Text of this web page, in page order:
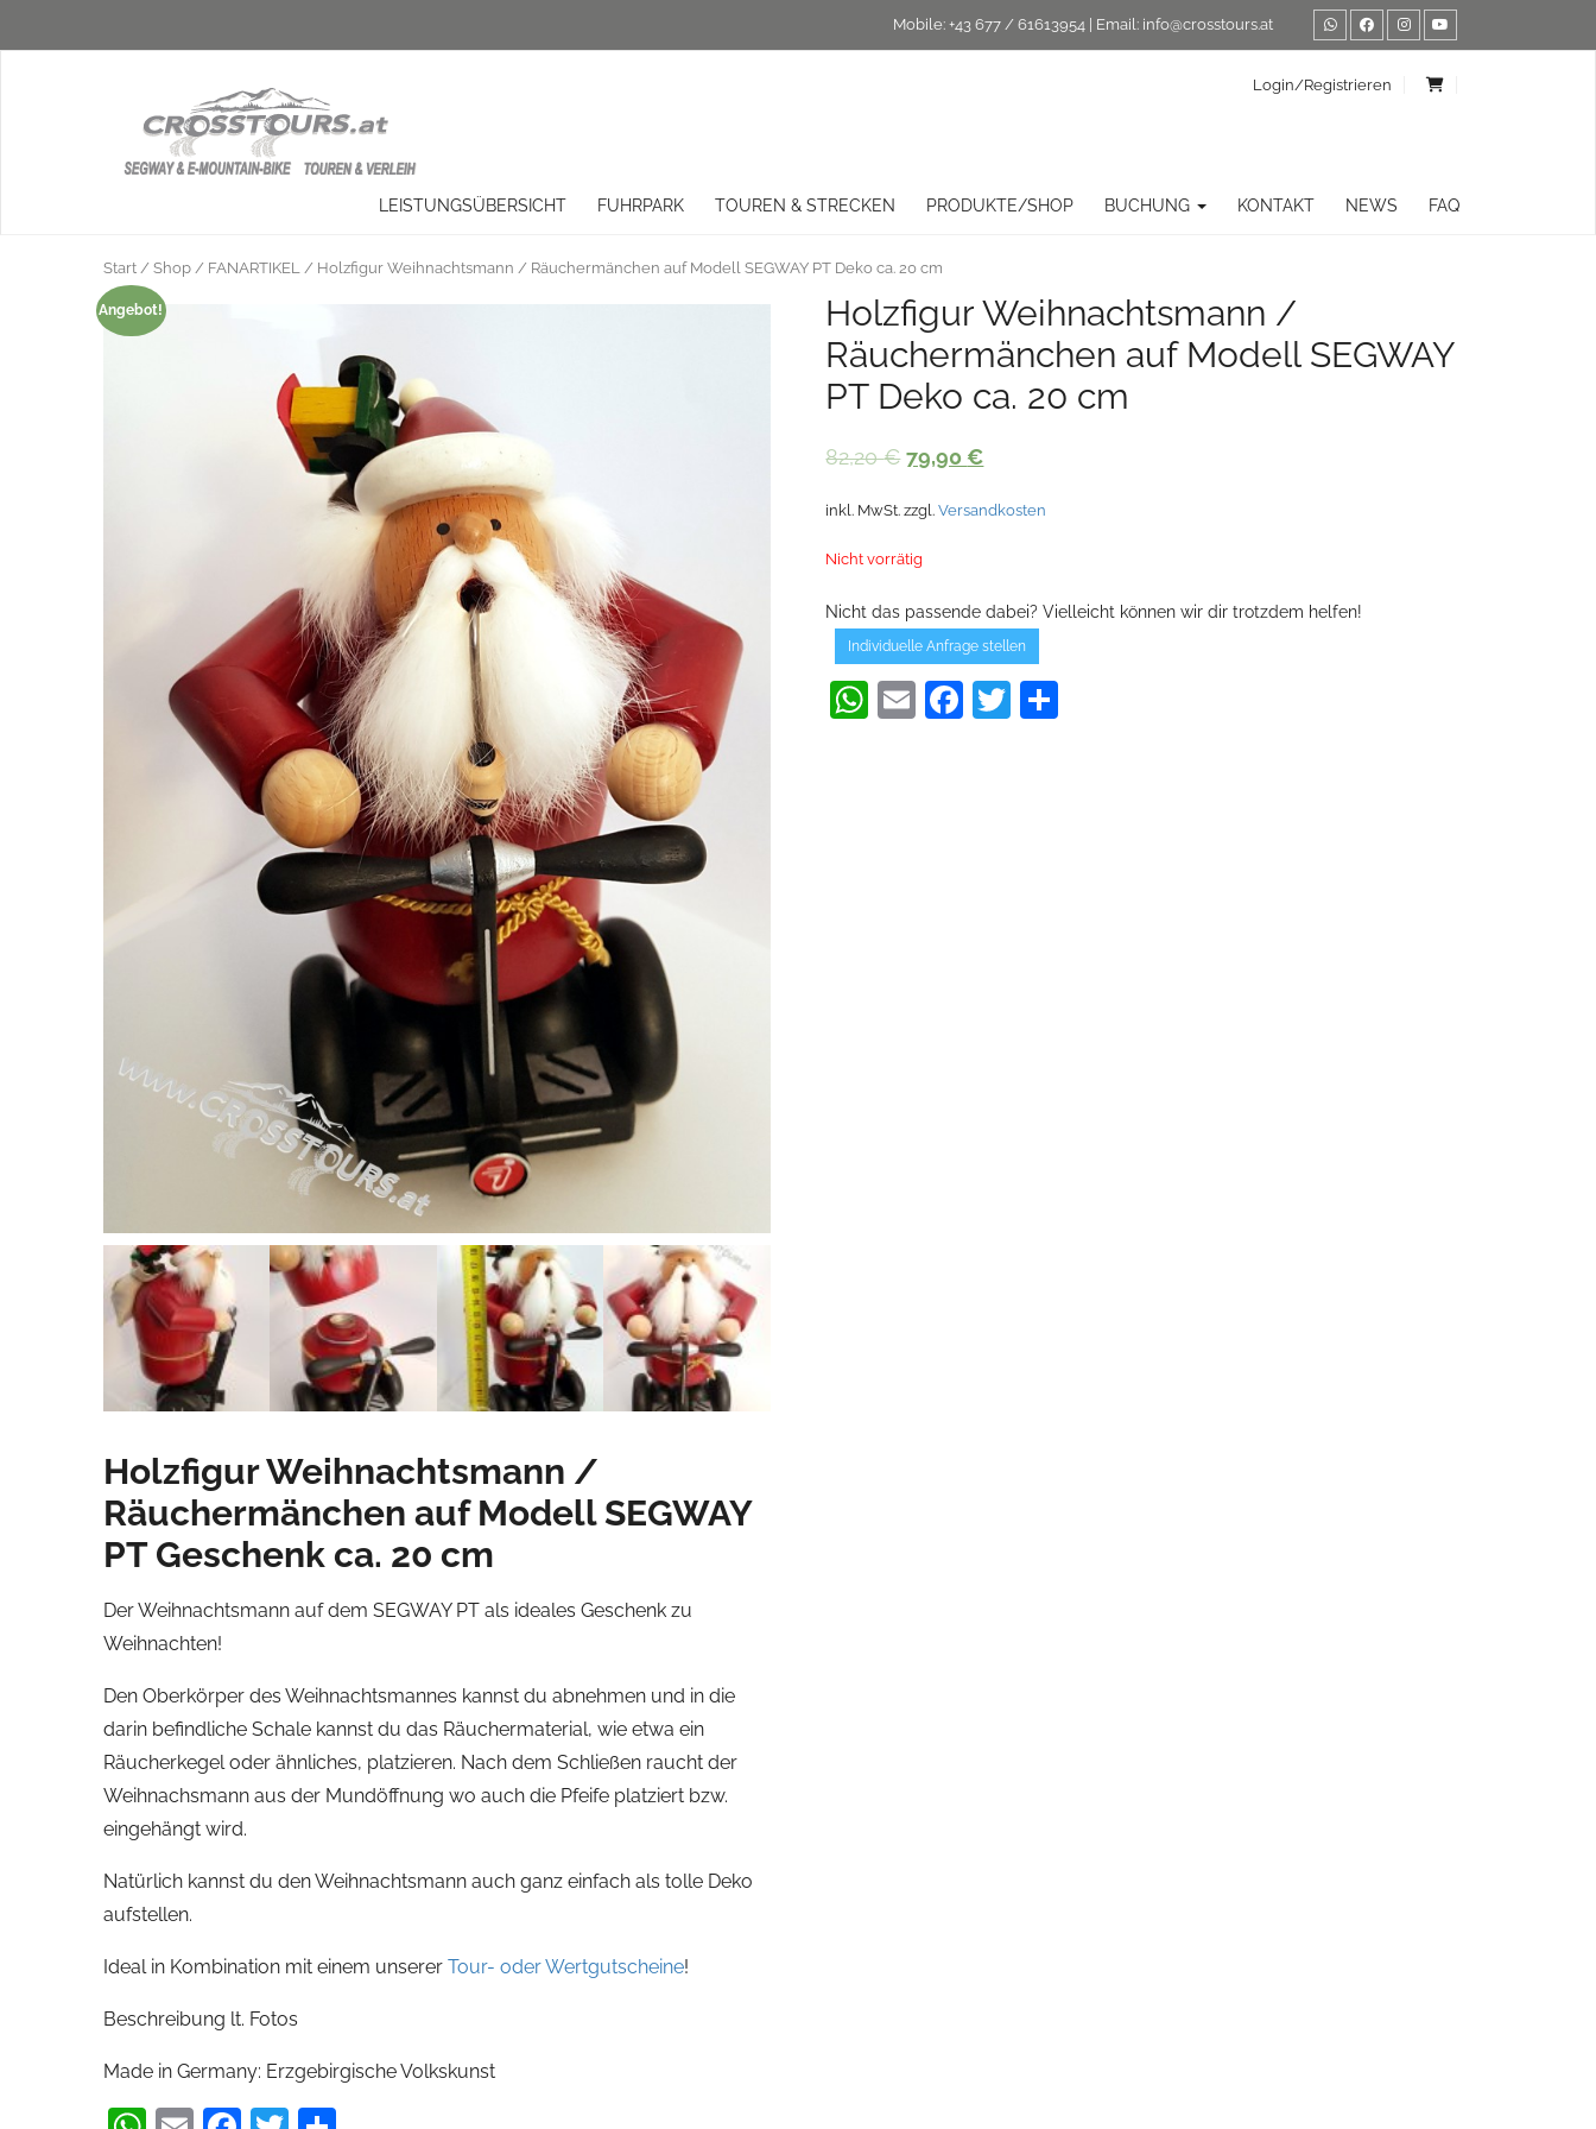
Mobile: +43 677 / 61613954 | Email: info@crosstours.at
Login/Registrieren
LEISTUNGSÜBERSICHT FUHRPARK TOUREN & STRECKEN PRODUKTE/SHOP BUCHUNG KONTAKT NEWS FAQ
Start / Shop / FANARTIKEL / Holzfigur Weihnachtsmann / Räuchermänchen auf Modell SEGWAY PT Deko ca. 20 cm
Angebot!
Holzfigur Weihnachtsmann /
Räuchermänchen auf Modell SEGWAY
PT Geschenk ca. 20 cm
Der Weihnachtsmann auf dem SEGWAY PT als ideales Geschenk zu
Weihnachten!
Den Oberkörper des Weihnachtsmannes kannst du abnehmen und in die
darin befindliche Schale kannst du das Räuchermaterial, wie etwa ein
Räucherkegel oder ähnliches, platzieren. Nach dem Schließen raucht der
Weihnachsmann aus der Mundöffnung wo auch die Pfeife platziert bzw.
eingehängt wird.
Natürlich kannst du den Weihnachtsmann auch ganz einfach als tolle Deko
aufstellen.
Ideal in Kombination mit einem unserer Tour- oder Wertgutscheine!
Beschreibung lt. Fotos
Made in Germany: Erzgebirgische Volkskunst
Holzfigur Weihnachtsmann /
Räuchermänchen auf Modell SEGWAY
PT Deko ca. 20 cm
82,20€ Ursprünglicher
war:
82,20 €
79,90 €Aktueller
ist:
inkl. MwSt. zzgl.Versandkosten
Nicht vorrätig
Nicht das passende dabei? Vielleicht können wir dir trotzdem helfen!
Individuelle Anfrage stellen
WhatsApp
EmailFacebook
Twitter